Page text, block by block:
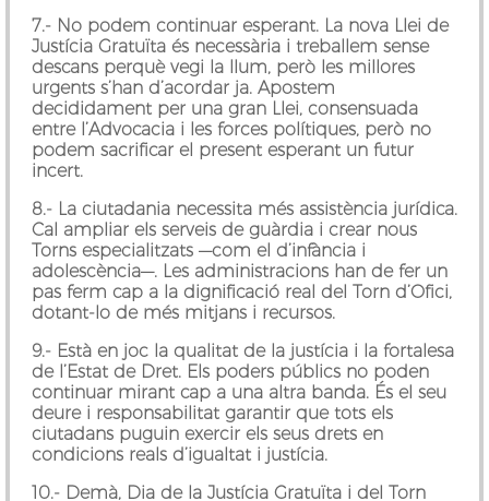
7.- No podem continuar esperant. La nova Llei de
Justícia Gratuïta és necessària i treballem sense
descans perquè vegi la llum, però les millores
urgents s’han d’acordar ja. Apostem
decididament per una gran Llei, consensuada
entre l’Advocacia i les forces polítiques, però no
podem sacrificar el present esperant un futur
incert.
8.- La ciutadania necessita més assistència jurídica.
Cal ampliar els serveis de guàrdia i crear nous
Torns especialitzats —com el d’infància i
adolescència—. Les administracions han de fer un
pas ferm cap a la dignificació real del Torn d’Ofici,
dotant-lo de més mitjans i recursos.
9.- Està en joc la qualitat de la justícia i la fortalesa
de l’Estat de Dret. Els poders públics no poden
continuar mirant cap a una altra banda. És el seu
deure i responsabilitat garantir que tots els
ciutadans puguin exercir els seus drets en
condicions reals d’igualtat i justícia.
10.- Demà, Dia de la Justícia Gratuïta i del Torn